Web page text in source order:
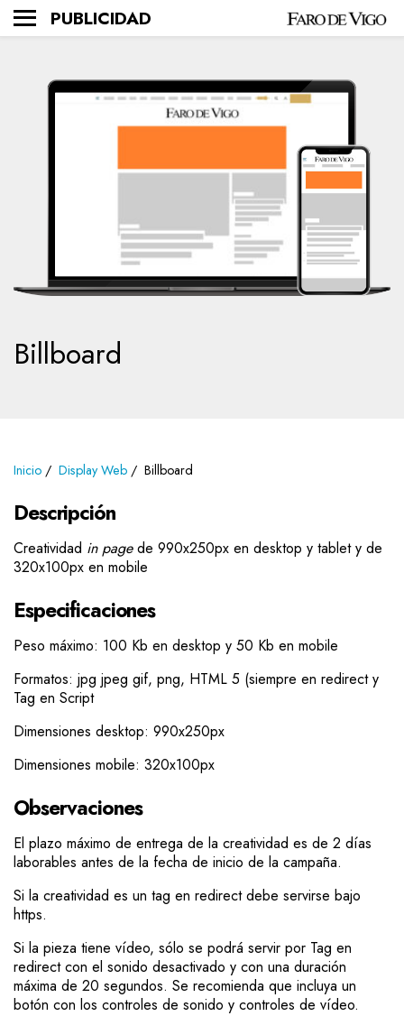
PUBLICIDAD
Billboard
Inicio Display Web Billboard
Descripción
Creatividad in pagede 990x250px en desktop y tablet y de
320x100px en mobile
Especificaciones
Peso máximo: 100 Kb en desktop y 50 Kb en mobile
Formatos: jpg jpeg gif, png, HTML 5 (siempre en redirect y
Tag en Script
Dimensiones desktop: 990x250px
Dimensiones mobile: 320x100px
Observaciones
El plazo máximo de entrega de la creatividad es de 2 días
laborables antes de la fecha de inicio de la campaña.
Si la creatividad es un tag en redirect debe servirse bajo
https.
Si la pieza tiene vídeo, sólo se podrá servir por Tag en
redirect con el sonido desactivado y con una duración
máxima de 20 segundos. Se recomienda que incluya un
botón con los controles de sonido y controles de vídeo.